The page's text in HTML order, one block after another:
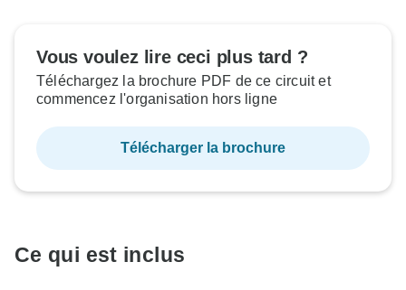
Vous voulez lire ceci plus tard ?
Téléchargez la brochure PDF de ce circuit et
commencez l'organisation hors ligne
Télécharger la brochure
Ce qui est inclus